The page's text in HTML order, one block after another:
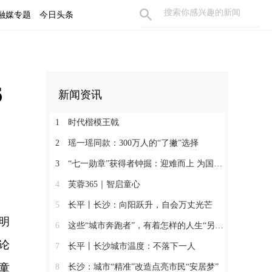
媒专题 今日头条
新闻资讯
1 时代楷模王戟
2 瑶一瑶同款：300万人的“了撇”选择
3 “七一勋章”获得者钟掘：迎难而上 为国攻坚
4 芙蓉365｜智启童心
5 长平丨长沙：向阳跃升，自会万丈光芒
6 这些“城市奔跑者”，有着怎样的人生“另一面”？
7 长平丨长沙城市温度：不落下一人
8 长沙：城市“精准”改造点亮市民“安居梦”